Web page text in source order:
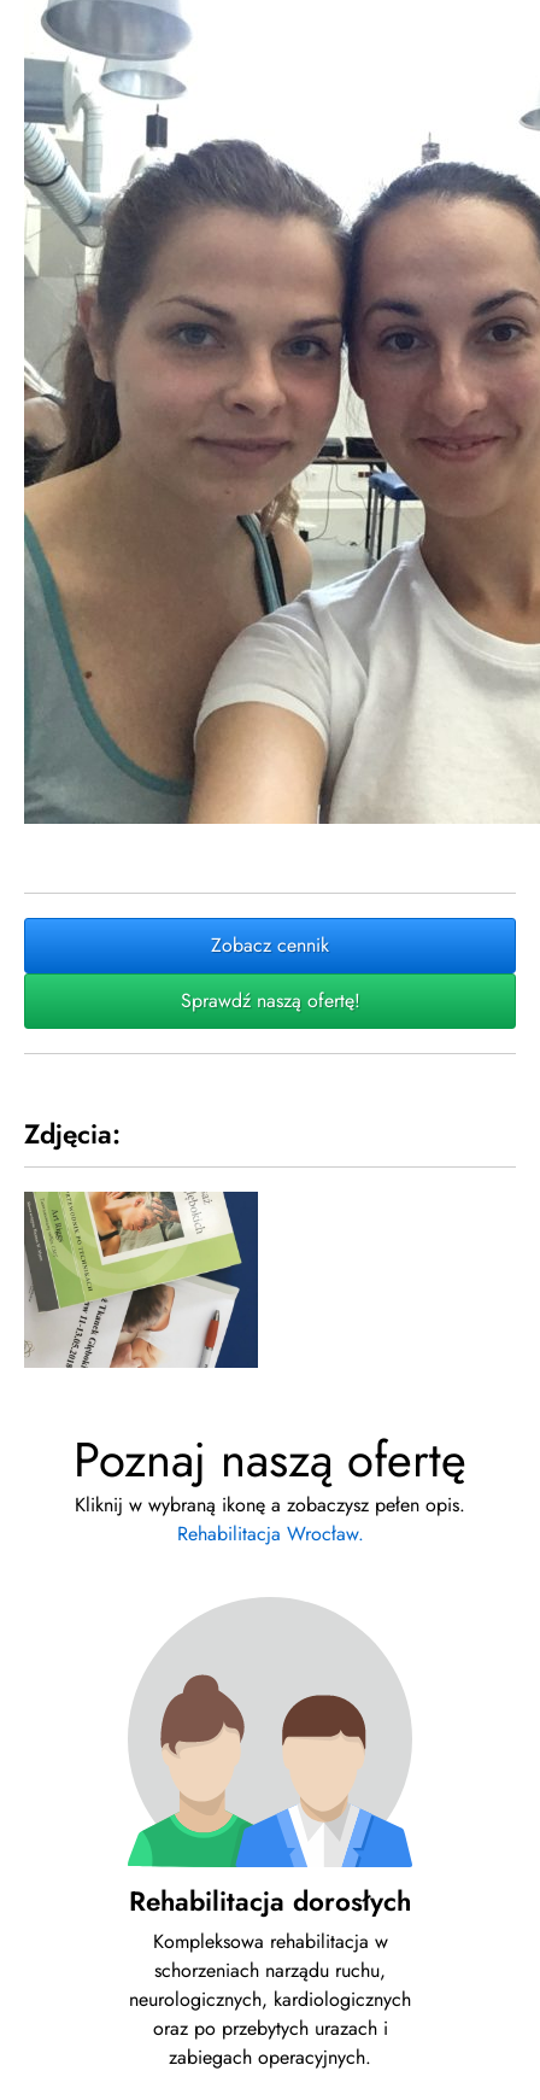
Zobacz cennik
Sprawdź naszą ofertę!
Zdjęcia:
Poznaj naszą ofertę
Kliknij w wybraną ikonę a zobaczysz pełen opis.
Rehabilitacja Wrocław.
Rehabilitacja dorosłych
Kompleksowa rehabilitacja w
schorzeniach narządu ruchu,
neurologicznych, kardiologicznych
oraz po przebytych urazach i
zabiegach operacyjnych.